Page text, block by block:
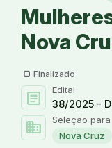
Nova
Finalizado
article Edital
38/2025 -
domain
Seleção para
Nova Cruz